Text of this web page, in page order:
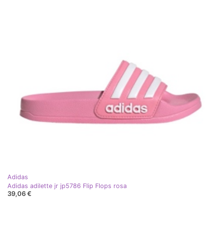
Adidas
Adidas adilette jr jp5786 Flip Flops rosa
39,06 €